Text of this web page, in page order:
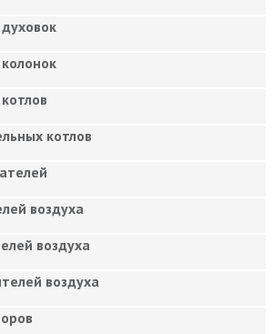
котлов
воздуха
воздуха
воздуха